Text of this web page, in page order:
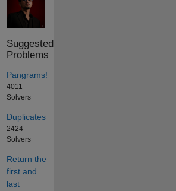
Suggested
Problems
Pangrams!
4011
Solvers
Duplicates
2424
Solvers
Return the
first and
last